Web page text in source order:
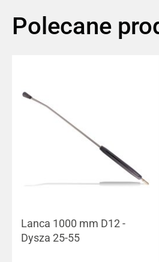
Polecane
Lanca 1000 mm D12 -
Dysza 25-55